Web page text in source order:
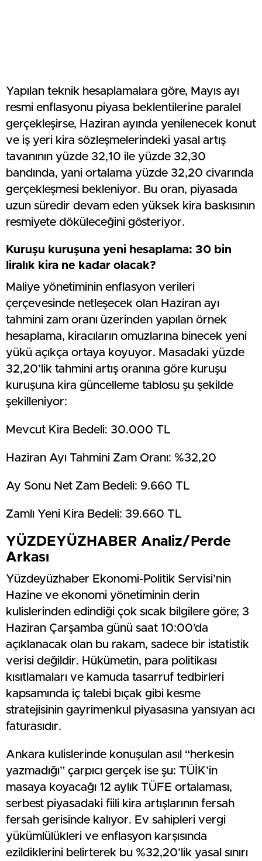
Yapılan teknik hesaplamalara göre, Mayıs ayı
resmi enflasyonu piyasa beklentilerine paralel
gerçekleşirse, Haziran ayında yenilenecek konut
ve iş yeri kira sözleşmelerindeki yasal artış
tavanının yüzde 32,10 ile yüzde 32,30
bandında, yani ortalama yüzde 32,20 civarında
gerçekleşmesi bekleniyor. Bu oran, piyasada
uzun süredir devam eden yüksek kira baskısının
resmiyete döküleceğini gösteriyor.
Kuruşu kuruşuna yeni hesaplama: 30 bin
liralık kira ne kadar olacak?
Maliye yönetiminin enflasyon verileri
çerçevesinde netleşecek olan Haziran ayı
tahmini zam oranı üzerinden yapılan örnek
hesaplama, kiracıların omuzlarına binecek yeni
yükü açıkça ortaya koyuyor. Masadaki yüzde
32,20’lik tahmini artış oranına göre kuruşu
kuruşuna kira güncelleme tablosu şu şekilde
şekilleniyor:
Mevcut Kira Bedeli: 30.000 TL
Haziran Ayı Tahmini Zam Oranı: %32,20
Ay Sonu Net Zam Bedeli: 9.660 TL
Zamlı Yeni Kira Bedeli: 39.660 TL
YÜZDEYÜZHABER Analiz/Perde
Arkası
Yüzdeyüzhaber Ekonomi-Politik Servisi’nin
Hazine ve ekonomi yönetiminin derin
kulislerinden edindiği çok sıcak bilgilere göre; 3
Haziran Çarşamba günü saat 10:00’da
açıklanacak olan bu rakam, sadece bir istatistik
verisi değildir. Hükümetin, para politikası
kısıtlamaları ve kamuda tasarruf tedbirleri
kapsamında iç talebi bıçak gibi kesme
stratejisinin gayrimenkul piyasasına yansıyan acı
faturasıdır.
Ankara kulislerinde konuşulan asıl “herkesin
yazmadığı” çarpıcı gerçek ise şu: TÜİK’in
masaya koyacağı 12 aylık TÜFE ortalaması,
serbest piyasadaki fiili kira artışlarının fersah
fersah gerisinde kalıyor. Ev sahipleri vergi
yükümlülükleri ve enflasyon karşısında
ezildiklerini belirterek bu %32,20’lik yasal sınırı